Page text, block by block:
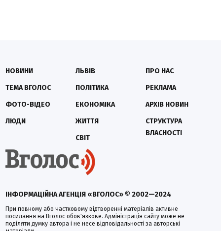
ІНФОРМАЦІЙНА АГЕНЦІЯ «ВГОЛОС» © 2002—2024
При повному або частковому відтворенні матеріалів активне
посилання на Вголос обов'язкове. Адміністрація сайту може не
поділяти думку автора і не несе відповідальності за авторські
НОВИНИ
ТЕМА ВГОЛОС
ФОТО-ВІДЕО
ЛЮДИ
ЛЬВІВ
ПОЛІТИКА
ЕКОНОМІКА
ЖИТТЯ
СВІТ
ПРО НАС
РЕКЛАМА
АРХІВ НОВИН
СТРУКТУРА
ВЛАСНОСТІ